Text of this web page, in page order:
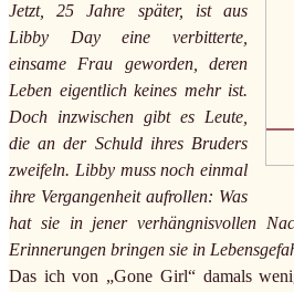
Jetzt, 25 Jahre später, ist aus
Libby Day eine verbitterte,
einsame Frau geworden, deren
Leben eigentlich keines mehr ist.
Doch inzwischen gibt es Leute,
die an der Schuld ihres Bruders
zweifeln. Libby muss noch einmal
ihre Vergangenheit aufrollen: Was
hat sie in jener verhängnisvollen
Erinnerungen bringen sie in
Das ich von „Gone Girl“ damals